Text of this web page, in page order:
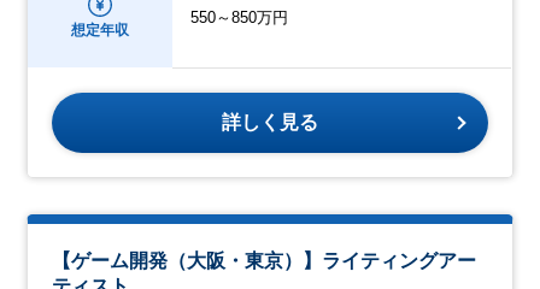
想定年収
550～850万円
詳しく見る
【ゲーム開発（大阪・東京）】ライティングアー